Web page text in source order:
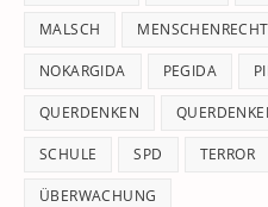
MALSCH
NOKARGIDA PEGIDA
QUERDENKEN
SCHULE SPD TERROR
ÜBERWACHUNG